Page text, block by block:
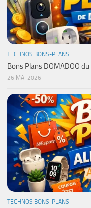
TECHNOS BONS-PLANS
Bons Plans DOMADOO
26 MAI 2026
TECHNOS BONS-PLANS